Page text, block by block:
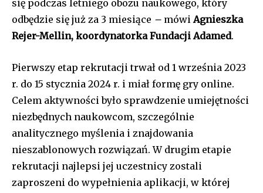
się podczas letniego obozu naukowego, który
odbędzie się już za 3 miesiące – mówiAgnieszka
Rejer-Mellin, koordynatorka Fundacji Adamed.
Pierwszy etap rekrutacji trwał od 1 września 2023
r. do 15 stycznia 2024 r. i miał formę gry online.
Celem aktywności było sprawdzenie umiejętności
niezbędnych naukowcom, szczególnie
analitycznego myślenia i znajdowania
nieszablonowych rozwiązań. W drugim etapie
rekrutacji najlepsi jej uczestnicy zostali
zaproszeni do wypełnienia aplikacji, w której